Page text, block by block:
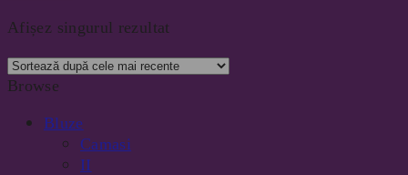
Afișez singurul rezultat
Browse
Bluze
Camasi
II